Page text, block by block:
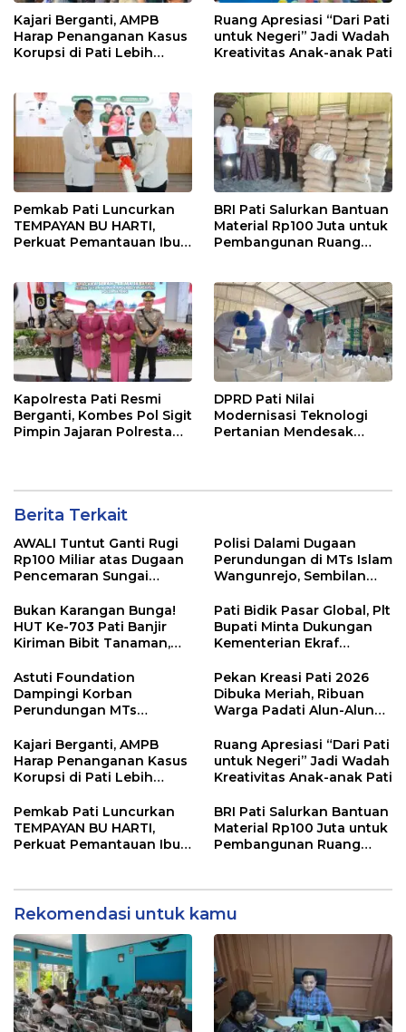
Kajari Berganti, AMPB
Harap Penanganan Kasus
Korupsi di Pati Lebih
Ruang Apresiasi “Dari Pati
untuk Negeri” Jadi Wadah
Kreativitas Anak-anak Pati
Pemkab Pati Luncurkan
TEMPAYAN BU HARTI,
Perkuat Pemantauan Ibu
BRI Pati Salurkan Bantuan
Material Rp100 Juta untuk
Pembangunan Ruang
Kapolresta Pati Resmi
Berganti, Kombes Pol Sigit
Pimpin Jajaran Polresta
DPRD Pati Nilai
Modernisasi Teknologi
Pertanian Mendesak
Berita Terkait
AWALI Tuntut Ganti Rugi
Rp100 Miliar atas Dugaan
Pencemaran Sungai
Lanjuti
Polisi Dalami Dugaan
Perundungan di MTs Islam
Wangunrejo, Sembilan
Bukan Karangan Bunga!
HUT Ke-703 Pati Banjir
Kiriman Bibit Tanaman,
Ramah Lingkungan
Pati Bidik Pasar Global, Plt
Bupati Minta Dukungan
Kementerian Ekraf
Astuti Foundation
Dampingi Korban
Perundungan MTs
Sinergi Cegah Bullying di
Sekolah Berbasis Agama
Pekan Kreasi Pati 2026
Dibuka Meriah, Ribuan
Warga Padati Alun-Alun
UMKM
Kajari Berganti, AMPB
Harap Penanganan Kasus
Korupsi di Pati Lebih
Ruang Apresiasi “Dari Pati
untuk Negeri” Jadi Wadah
Kreativitas Anak-anak Pati
Pemkab Pati Luncurkan
TEMPAYAN BU HARTI,
Perkuat Pemantauan Ibu
BRI Pati Salurkan Bantuan
Material Rp100 Juta untuk
Pembangunan Ruang
Rekomendasi untuk kamu